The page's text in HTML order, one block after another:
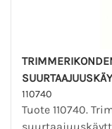
110740
Tuote 110740.